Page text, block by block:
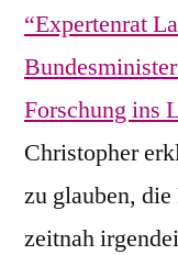
“Expertenrat
Forschung ins
Christopher
zu glauben,
zeitnah